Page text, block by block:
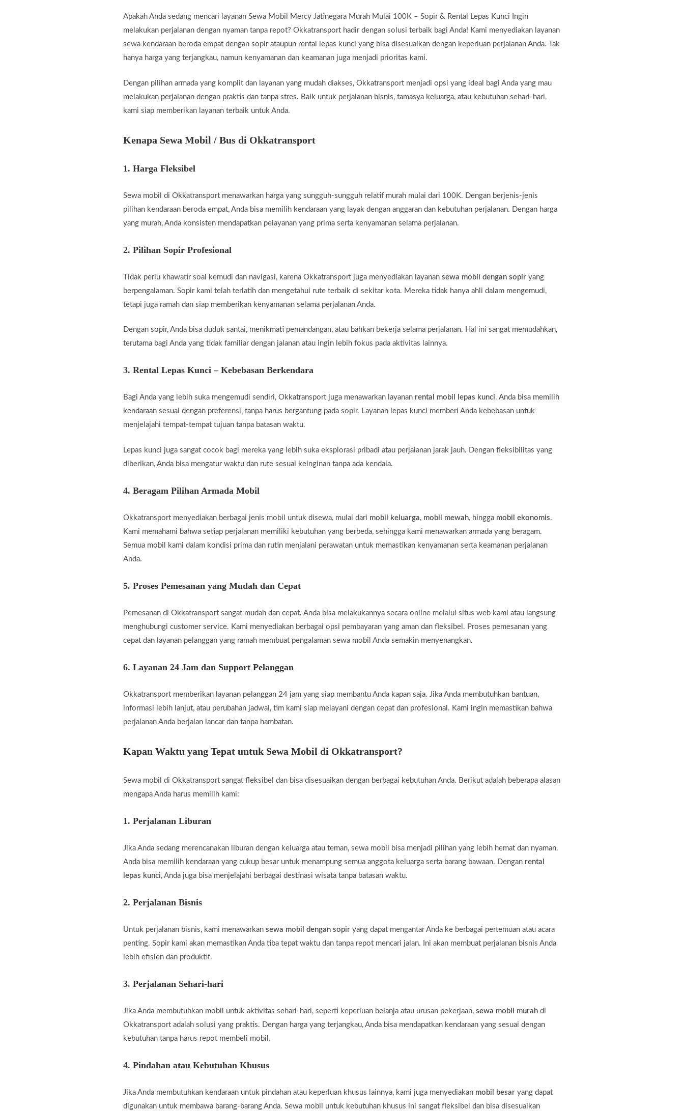
Apakah Anda sedang mencari layanan Sewa Mobil Mercy Jatinegara Murah Mulai 100K – Sopir & Rental Lepas Kunci Ingin
melakukan perjalanan dengan nyaman tanpa repot? Okkatransport hadir dengan solusi terbaik bagi Anda! Kami menyediakan layanan
sewa kendaraan beroda empat dengan sopir ataupun rental lepas kunci yang bisa disesuaikan dengan keperluan perjalanan Anda. Tak
hanya harga yang terjangkau, namun kenyamanan dan keamanan juga menjadi prioritas kami.
Dengan pilihan armada yang komplit dan layanan yang mudah diakses, Okkatransport menjadi opsi yang ideal bagi Anda yang mau
melakukan perjalanan dengan praktis dan tanpa stres. Baik untuk perjalanan bisnis, tamasya keluarga, atau kebutuhan sehari-hari,
kami siap memberikan layanan terbaik untuk Anda.
Kenapa Sewa Mobil / Bus di Okkatransport
1. Harga Fleksibel
Sewa mobil di Okkatransport menawarkan harga yang sungguh-sungguh relatif murah mulai dari 100K. Dengan berjenis-jenis
pilihan kendaraan beroda empat, Anda bisa memilih kendaraan yang layak dengan anggaran dan kebutuhan perjalanan. Dengan harga
yang murah, Anda konsisten mendapatkan pelayanan yang prima serta kenyamanan selama perjalanan.
2. Pilihan Sopir Profesional
Tidak perlu khawatir soal kemudi dan navigasi, karena Okkatransport juga menyediakan layanan sewa mobil dengan sopir yang
berpengalaman. Sopir kami telah terlatih dan mengetahui rute terbaik di sekitar kota. Mereka tidak hanya ahli dalam mengemudi,
tetapi juga ramah dan siap memberikan kenyamanan selama perjalanan Anda.
Dengan sopir, Anda bisa duduk santai, menikmati pemandangan, atau bahkan bekerja selama perjalanan. Hal ini sangat memudahkan,
terutama bagi Anda yang tidak familiar dengan jalanan atau ingin lebih fokus pada aktivitas lainnya.
3. Rental Lepas Kunci – Kebebasan Berkendara
Bagi Anda yang lebih suka mengemudi sendiri, Okkatransport juga menawarkan layanan rental mobil lepas kunci. Anda bisa memilih
kendaraan sesuai dengan preferensi, tanpa harus bergantung pada sopir. Layanan lepas kunci memberi Anda kebebasan untuk
menjelajahi tempat-tempat tujuan tanpa batasan waktu.
Lepas kunci juga sangat cocok bagi mereka yang lebih suka eksplorasi pribadi atau perjalanan jarak jauh. Dengan fleksibilitas yang
diberikan, Anda bisa mengatur waktu dan rute sesuai keinginan tanpa ada kendala.
4. Beragam Pilihan Armada Mobil
Okkatransport menyediakan berbagai jenis mobil untuk disewa, mulai dari mobil keluarga, mobil mewah, hingga mobil ekonomis.
Kami memahami bahwa setiap perjalanan memiliki kebutuhan yang berbeda, sehingga kami menawarkan armada yang beragam.
Semua mobil kami dalam kondisi prima dan rutin menjalani perawatan untuk memastikan kenyamanan serta keamanan perjalanan
Anda.
5. Proses Pemesanan yang Mudah dan Cepat
Pemesanan di Okkatransport sangat mudah dan cepat. Anda bisa melakukannya secara online melalui situs web kami atau langsung
menghubungi customer service. Kami menyediakan berbagai opsi pembayaran yang aman dan fleksibel. Proses pemesanan yang
cepat dan layanan pelanggan yang ramah membuat pengalaman sewa mobil Anda semakin menyenangkan.
6. Layanan 24 Jam dan Support Pelanggan
Okkatransport memberikan layanan pelanggan 24 jam yang siap membantu Anda kapan saja. Jika Anda membutuhkan bantuan,
informasi lebih lanjut, atau perubahan jadwal, tim kami siap melayani dengan cepat dan profesional. Kami ingin memastikan bahwa
perjalanan Anda berjalan lancar dan tanpa hambatan.
Kapan Waktu yang Tepat untuk Sewa Mobil di Okkatransport?
Sewa mobil di Okkatransport sangat fleksibel dan bisa disesuaikan dengan berbagai kebutuhan Anda. Berikut adalah beberapa alasan
mengapa Anda harus memilih kami:
1. Perjalanan Liburan
Jika Anda sedang merencanakan liburan dengan keluarga atau teman, sewa mobil bisa menjadi pilihan yang lebih hemat dan nyaman.
Anda bisa memilih kendaraan yang cukup besar untuk menampung semua anggota keluarga serta barang bawaan. Dengan rental
lepas kunci, Anda juga bisa menjelajahi berbagai destinasi wisata tanpa batasan waktu.
2. Perjalanan Bisnis
Untuk perjalanan bisnis, kami menawarkan sewa mobil dengan sopir yang dapat mengantar Anda ke berbagai pertemuan atau acara
penting. Sopir kami akan memastikan Anda tiba tepat waktu dan tanpa repot mencari jalan. Ini akan membuat perjalanan bisnis Anda
lebih efisien dan produktif.
3. Perjalanan Sehari-hari
Jika Anda membutuhkan mobil untuk aktivitas sehari-hari, seperti keperluan belanja atau urusan pekerjaan, sewa mobil murah di
Okkatransport adalah solusi yang praktis. Dengan harga yang terjangkau, Anda bisa mendapatkan kendaraan yang sesuai dengan
kebutuhan tanpa harus repot membeli mobil.
4. Pindahan atau Kebutuhan Khusus
Jika Anda membutuhkan kendaraan untuk pindahan atau keperluan khusus lainnya, kami juga menyediakan mobil besar yang dapat
digunakan untuk membawa barang-barang Anda. Sewa mobil untuk kebutuhan khusus ini sangat fleksibel dan bisa disesuaikan